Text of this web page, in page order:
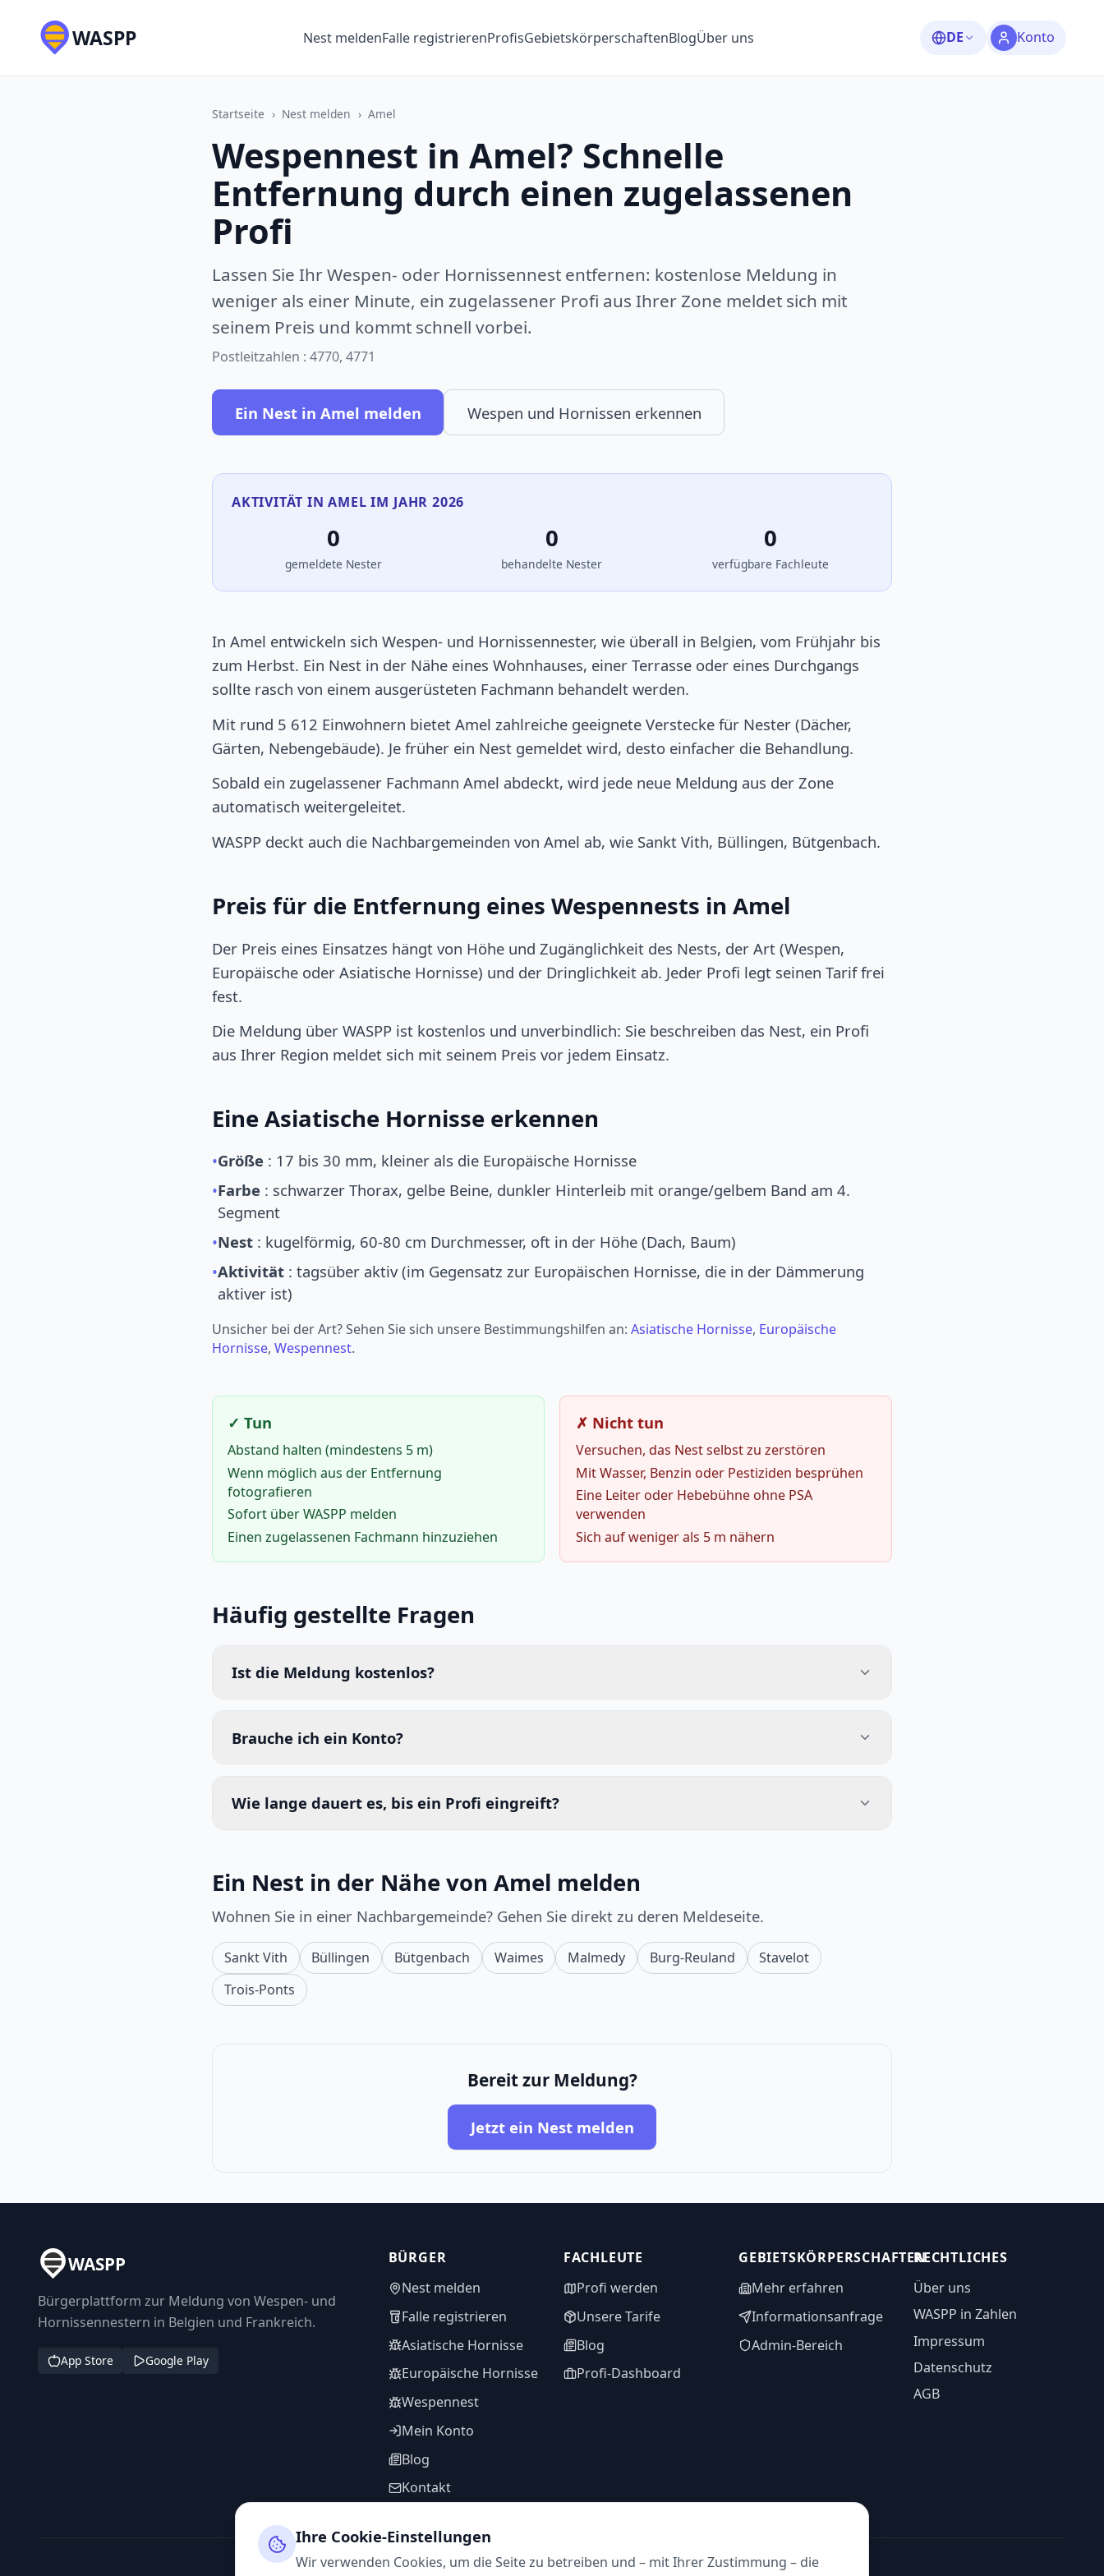
WASPP Nest meldenFalle registrierenProfisGebietskörperschaftenBlogÜber uns DE Konto
Startseite › Nest melden › Amel
Wespennest in Amel? Schnelle
Entfernung durch einen zugelassenen
Profi
Lassen Sie Ihr Wespen- oder Hornissennest entfernen: kostenlose Meldung in
weniger als einer Minute, ein zugelassener Profi aus Ihrer Zone meldet sich mit
seinem Preis und kommt schnell vorbei.
Postleitzahlen : 4770, 4771
Ein Nest in Amel melden Wespen und Hornissen erkennen
AKTIVITÄT IN AMEL IM JAHR 2026
0
gemeldete Nester
0
behandelte Nester
0
verfügbare Fachleute
In Amel entwickeln sich Wespen- und Hornissennester, wie überall in Belgien, vom Frühjahr bis
zum Herbst. Ein Nest in der Nähe eines Wohnhauses, einer Terrasse oder eines Durchgangs
sollte rasch von einem ausgerüsteten Fachmann behandelt werden.
Mit rund 5 612 Einwohnern bietet Amel zahlreiche geeignete Verstecke für Nester (Dächer,
Gärten, Nebengebäude). Je früher ein Nest gemeldet wird, desto einfacher die Behandlung.
Sobald ein zugelassener Fachmann Amel abdeckt, wird jede neue Meldung aus der Zone
automatisch weitergeleitet.
WASPP deckt auch die Nachbargemeinden von Amel ab, wie Sankt Vith, Büllingen, Bütgenbach.
Preis für die Entfernung eines Wespennests in Amel
Der Preis eines Einsatzes hängt von Höhe und Zugänglichkeit des Nests, der Art (Wespen,
Europäische oder Asiatische Hornisse) und der Dringlichkeit ab. Jeder Profi legt seinen Tarif frei
fest.
Die Meldung über WASPP ist kostenlos und unverbindlich: Sie beschreiben das Nest, ein Profi
aus Ihrer Region meldet sich mit seinem Preis vor jedem Einsatz.
Eine Asiatische Hornisse erkennen
•Größe : 17 bis 30 mm, kleiner als die Europäische Hornisse
•Farbe : schwarzer Thorax, gelbe Beine, dunkler Hinterleib mit orange/gelbem Band am 4.
Segment
•Nest : kugelförmig, 60-80 cm Durchmesser, oft in der Höhe (Dach, Baum)
•Aktivität : tagsüber aktiv (im Gegensatz zur Europäischen Hornisse, die in der Dämmerung
aktiver ist)
Unsicher bei der Art? Sehen Sie sich unsere Bestimmungshilfen an: Asiatische Hornisse, Europäische
Hornisse, Wespennest.
✓ Tun
Abstand halten (mindestens 5 m)
Wenn möglich aus der Entfernung
fotografieren
Sofort über WASPP melden
Einen zugelassenen Fachmann hinzuziehen
✗ Nicht tun
Versuchen, das Nest selbst zu zerstören
Mit Wasser, Benzin oder Pestiziden besprühen
Eine Leiter oder Hebebühne ohne PSA
verwenden
Sich auf weniger als 5 m nähern
Häufig gestellte Fragen
Ist die Meldung kostenlos?
Brauche ich ein Konto?
Wie lange dauert es, bis ein Profi eingreift?
Ein Nest in der Nähe von Amel melden
Wohnen Sie in einer Nachbargemeinde? Gehen Sie direkt zu deren Meldeseite.
Sankt Vith Büllingen Bütgenbach Waimes Malmedy Burg-Reuland
Stavelot
Trois-Ponts
Bereit zur Meldung?
Jetzt ein Nest melden
WASPP
Bürgerplattform zur Meldung von Wespen- und
Hornissennestern in Belgien und Frankreich.
App Store Google Play
BÜRGER
Nest melden
Falle registrieren
Asiatische Hornisse
Europäische Hornisse
Wespennest
Mein Konto
Blog
Kontakt
FACHLEUTE
Profi werden
Unsere Tarife
Blog
Profi-Dashboard
GEBIETSKÖRPERSCHAFTEN
Mehr erfahren
Informationsanfrage
Admin-Bereich
RECHTLICHES
Über uns
WASPP in Zahlen
Impressum
Datenschutz
AGB
Ihre Cookie-Einstellungen
Wir verwenden Cookies, um die Seite zu betreiben und – mit Ihrer Zustimmung – die